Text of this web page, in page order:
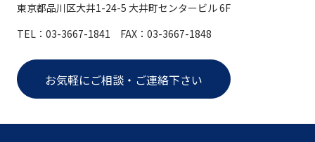
東京都品川区大井1-24-5 大井町センタービル 6F
TEL：03-3667-1841 FAX：03-3667-1848
お気軽にご相談・ご連絡下さい